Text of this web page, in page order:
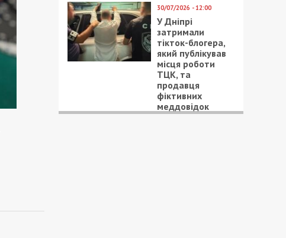
30/07/2026 - 12:00
У Дніпрі
затримали
тікток-блогера,
який публікував
місця роботи
ТЦК, та
продавця
фіктивних
меддовідок